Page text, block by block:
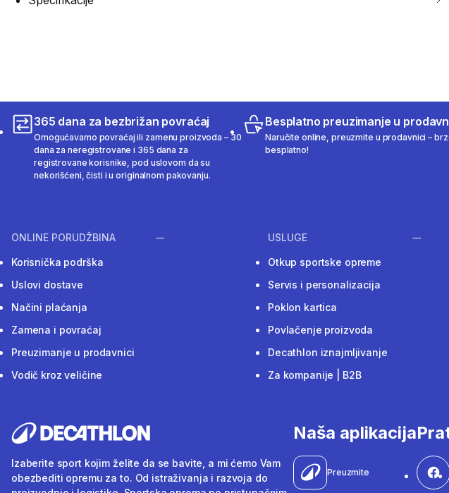
365 dana za bezbrižan povraćaj
Omogućavamo povraćaj ili zamenu proizvoda – 30
dana za neregistrovane i 365 dana za
registrovane korisnike, pod uslovom da su
nekorišćeni, čisti i u originalnom pakovanju.
Besplatno preuzimanje u
Naručite online, preuzmite u prodavnici –
besplatno!
ONLINE PORUDŽBINA
Korisnička podrška
Uslovi dostave
Načini plaćanja
Zamena i povraćaj
Preuzimanje u prodavnici
Vodič kroz veličine
USLUGE
Otkup sportske opreme
Servis i personalizacija
Poklon kartica
Povlačenje proizvoda
Decathlon iznajmljivanje
Za kompanije | B2B
Izaberite sport kojim želite da se bavite, a mi ćemo Vam
obezbediti opremu za to. Od istraživanja i razvoja do
Naša aplikacija
Preuzmite